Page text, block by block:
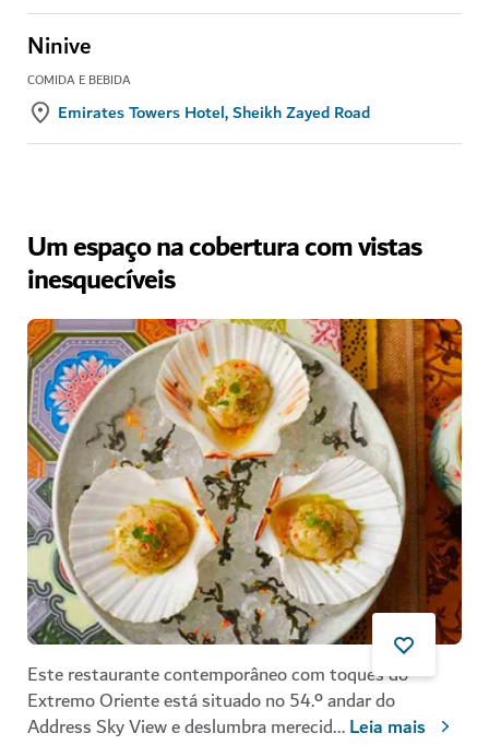
Ninive
COMIDA E BEBIDA
Emirates Towers Hotel, Sheikh Zayed Road
Um espaço na cobertura com vistas
inesquecíveis
Este restaurante contemporâneo com toques do
Extremo Oriente está situado no 54.º andar do
Address Sky View e deslumbra merecid...Leia mais